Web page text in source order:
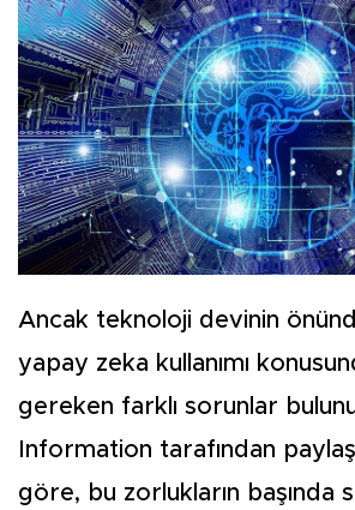
Ancak teknoloji devinin
yapay zeka kullanımı
gereken farklı sorunlar
Information tarafından
göre, bu zorlukların başında